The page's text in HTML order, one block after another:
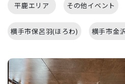
平鹿エリア その他イベント
横手市保呂羽(ほろわ) 横手市金